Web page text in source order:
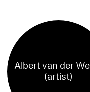
Albert van der
(artist)